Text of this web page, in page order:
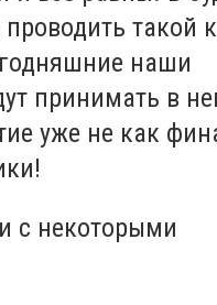
такой
наши
принимать в
уже не как
с некоторыми